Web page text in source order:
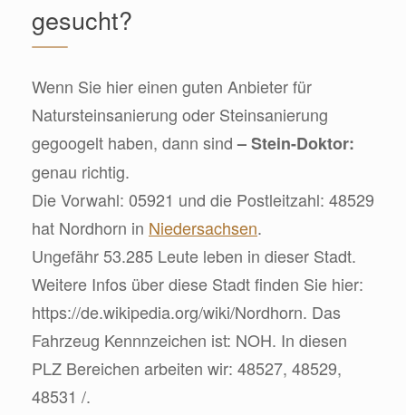
gesucht?
Wenn Sie hier einen guten Anbieter für
Natursteinsanierung oder Steinsanierung
gegoogelt haben, dann sind– Stein-Doktor:
genau richtig.
Die Vorwahl: 05921 und die Postleitzahl: 48529
hat Nordhorn in Niedersachsen.
Ungefähr 53.285 Leute leben in dieser Stadt.
Weitere Infos über diese Stadt finden Sie hier:
https://de.wikipedia.org/wiki/Nordhorn. Das
Fahrzeug Kennnzeichen ist: NOH. In diesen
PLZ Bereichen arbeiten wir: 48527, 48529,
48531 /.